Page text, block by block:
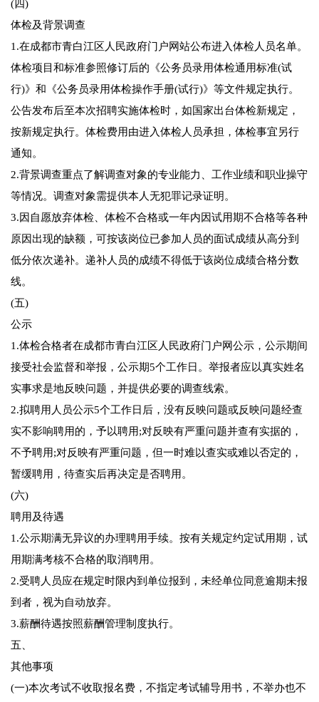
(四)
体检及背景调查
1.在成都市青白江区人民政府门户网站公布进入体检人员名单。
体检项目和标准参照修订后的《公务员录用体检通用标准(试
行)》和《公务员录用体检操作手册(试行)》等文件规定执行。
公告发布后至本次招聘实施体检时，如国家出台体检新规定，
按新规定执行。体检费用由进入体检人员承担，体检事宜另行
通知。
2.背景调查重点了解调查对象的专业能力、工作业绩和职业操守
等情况。调查对象需提供本人无犯罪记录证明。
3.因自愿放弃体检、体检不合格或一年内因试用期不合格等各种
原因出现的缺额，可按该岗位已参加人员的面试成绩从高分到
低分依次递补。递补人员的成绩不得低于该岗位成绩合格分数
线。
(五)
公示
1.体检合格者在成都市青白江区人民政府门户网公示，公示期间
接受社会监督和举报，公示期5个工作日。举报者应以真实姓名
实事求是地反映问题，并提供必要的调查线索。
2.拟聘用人员公示5个工作日后，没有反映问题或反映问题经查
实不影响聘用的，予以聘用;对反映有严重问题并查有实据的，
不予聘用;对反映有严重问题，但一时难以查实或难以否定的，
暂缓聘用，待查实后再决定是否聘用。
(六)
聘用及待遇
1.公示期满无异议的办理聘用手续。按有关规定约定试用期，试
用期满考核不合格的取消聘用。
2.受聘人员应在规定时限内到单位报到，未经单位同意逾期未报
到者，视为自动放弃。
3.薪酬待遇按照薪酬管理制度执行。
五、
其他事项
(一)本次考试不收取报名费，不指定考试辅导用书，不举办也不